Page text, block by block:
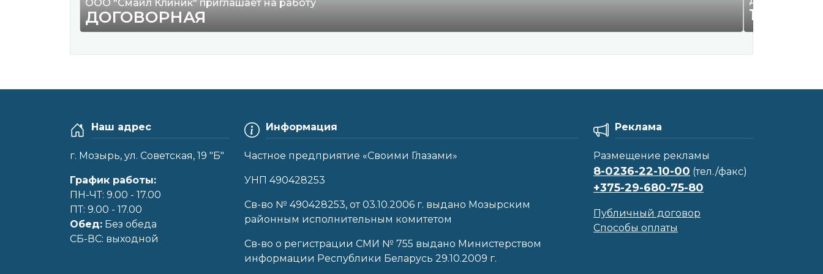
ООО "Смайл Клиник" приглашает на работу
ДОГОВОРНАЯ 16 500
Наш адрес
г. Мозырь, ул. Советская, 19 "Б"
График работы:
ПН-ЧТ: 9.00 - 17.00
ПТ: 9.00 - 17.00
Обед: Без обеда
CБ-ВС: выходной
Информация
Частное предприятие «Своими Глазами»
УНП 490428253
Cв-во № 490428253, от 03.10.2006 г. выдано Мозырским
районным исполнительным комитетом
Св-во о регистрации СМИ № 755 выдано Министерством
информации Республики Беларусь 29.10.2009 г.
Реклама
Размещение рекламы
8-0236-22-10-00 (тел./факс)
+375-29-680-75-80
Публичный договор
Способы оплаты